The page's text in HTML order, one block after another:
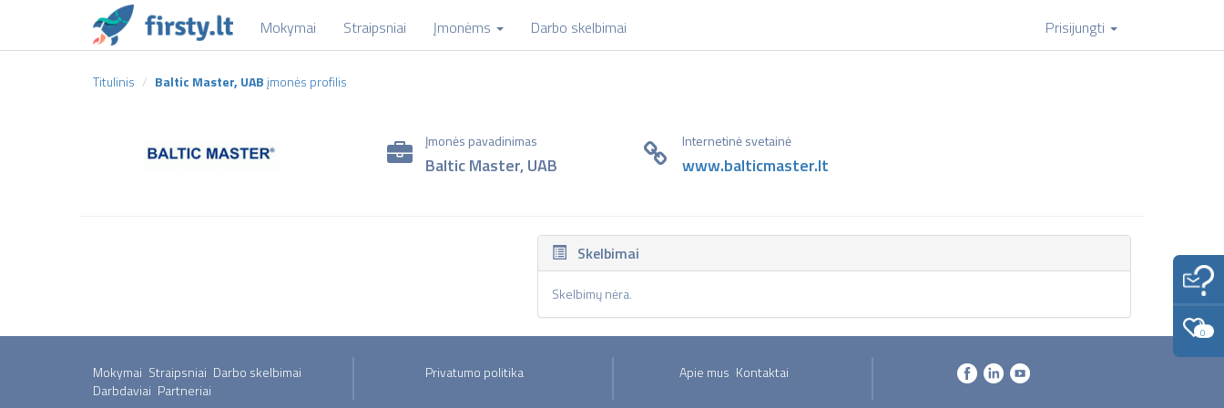
Mokymai Straipsniai Įmonėms Darbo skelbimai Prisijungti
Titulinis Baltic Master, UAB įmonės profilis
Įmonės pavadinimas
Baltic Master, UAB
Internetinė svetainė
www.balticmaster.lt
Skelbimai
Skelbimų nėra.
0
Mokymai Straipsniai Darbo skelbimai
Darbdaviai Partneriai
Privatumo politika Apie mus Kontaktai